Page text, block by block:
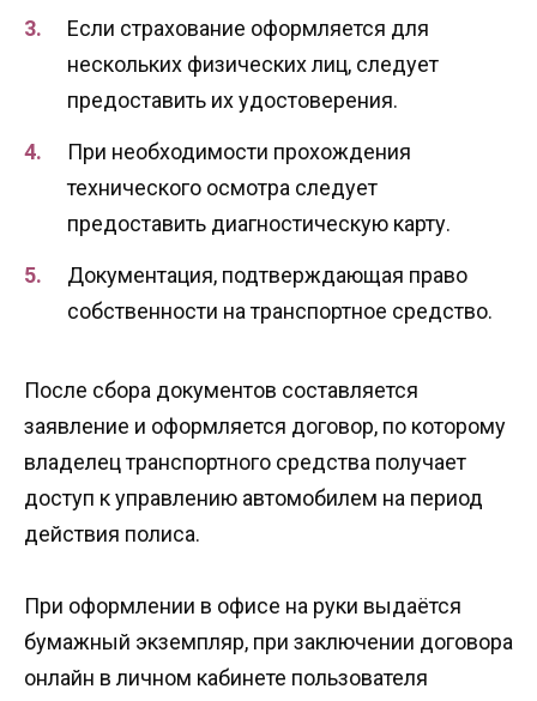
Если страхование оформляется для
нескольких физических лиц, следует
предоставить их удостоверения.
При необходимости прохождения
технического осмотра следует
предоставить диагностическую карту.
Документация, подтверждающая право
собственности на транспортное средство.
После сбора документов составляется
заявление и оформляется договор, по которому
владелец транспортного средства получает
доступ к управлению автомобилем на период
действия полиса.
При оформлении в офисе на руки выдаётся
бумажный экземпляр, при заключении договора
онлайн в личном кабинете пользователя